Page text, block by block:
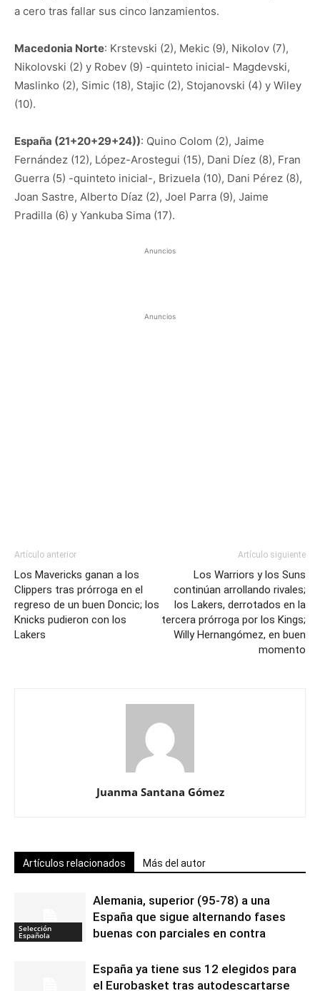
a cero tras fallar sus cinco lanzamientos.
Macedonia Norte: Krstevski (2), Mekic (9), Nikolov (7),
Nikolovski (2) y Robev (9) -quinteto inicial- Magdevski,
Maslinko (2), Simic (18), Stajic (2), Stojanovski (4) y Wiley
(10).
España (21+20+29+24)): Quino Colom (2), Jaime
Fernández (12), López-Arostegui (15), Dani Díez (8), Fran
Guerra (5) -quinteto inicial-, Brizuela (10), Dani Pérez (8),
Joan Sastre, Alberto Díaz (2), Joel Parra (9), Jaime
Pradilla (6) y Yankuba Sima (17).
Anuncios
Anuncios
Artículo anterior
Los Mavericks ganan a los
Clippers tras prórroga en el
regreso de un buen Doncic; los
Knicks pudieron con los
Lakers
Artículo siguiente
Los Warriors y los Suns
continúan arrollando rivales;
los Lakers, derrotados en la
tercera prórroga por los Kings;
Willy Hernangómez, en buen
momento
Juanma Santana Gómez
Artículos relacionados Más del autor
Selección
Española
Alemania, superior (95-78) a una
España que sigue alternando fases
buenas con parciales en contra
España ya tiene sus 12 elegidos para
el Eurobasket tras autodescartarse